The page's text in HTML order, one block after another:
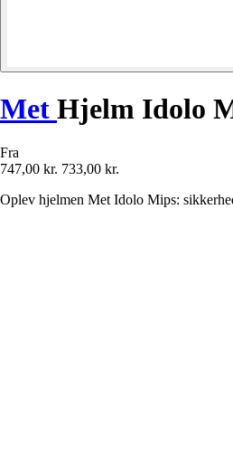
Met Hjelm Idolo
Fra
747,00 kr. 733,00 kr.
Oplev hjelmen Met Idolo Mips: